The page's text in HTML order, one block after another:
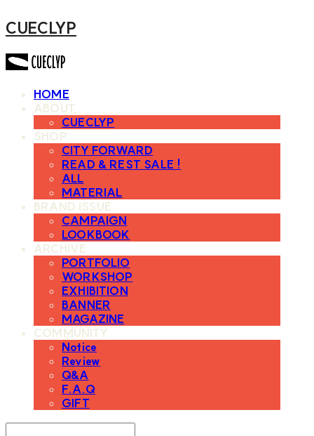
CUECLYP
HOME
ABOUT
CUECLYP
SHOP
CITY FORWARD
READ & REST SALE !
ALL
MATERIAL
BRAND ISSUE
CAMPAIGN
LOOKBOOK
ARCHIVE
PORTFOLIO
WORKSHOP
EXHIBITION
BANNER
MAGAZINE
COMMUNITY
Notice
Review
Q&A
F.A.Q
GIFT